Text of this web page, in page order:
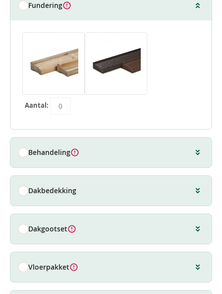
Fundering
Aantal:
Behandeling
Dakbedekking
Dakgootset
Vloerpakket